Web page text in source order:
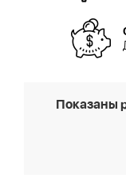
Показаны